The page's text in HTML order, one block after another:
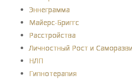
Эннеграмма
Майерс-Бриггс
Расстройства
Личностный Рост и
НЛП
Гипнотерапия